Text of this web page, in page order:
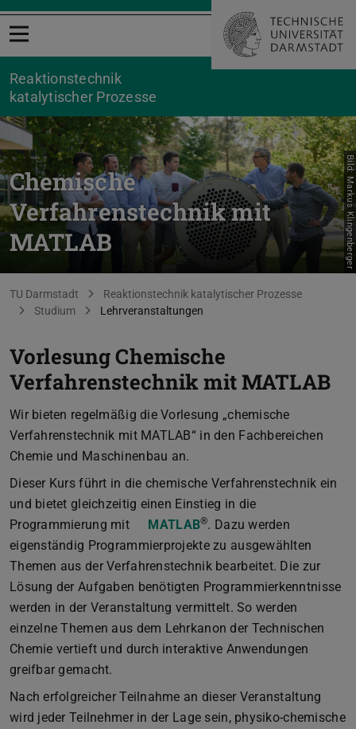
Menü öffnen
Reaktionstechnik
katalytischer Prozesse
Chemische
Verfahrenstechnik mit
MATLAB
Bild: Markus Klingenberger
Sie befinden sich hier:
TU Darmstadt
Reaktionstechnik katalytischer Prozesse
Studium
Lehrveranstaltungen
Vorlesung Chemische
Verfahrenstechnik mit MATLAB
Wir bieten regelmäßig die Vorlesung „chemische
Verfahrenstechnik mit MATLAB“ in den Fachbereichen
Chemie und Maschinenbau an.
Dieser Kurs führt in die chemische Verfahrenstechnik ein
und bietet gleichzeitig einen Einstieg in die
Programmierung mit
MATLAB®. Dazu werden
eigenständig Programmierprojekte zu ausgewählten
Themen aus der Verfahrenstechnik bearbeitet. Die zur
Lösung der Aufgaben benötigten Programmierkenntnisse
werden in der Veranstaltung vermittelt. So werden
einzelne Themen aus dem Lehrkanon der Technischen
Chemie vertieft und durch interaktive Anwendungen
greifbar gemacht.
Nach erfolgreicher Teilnahme an dieser Veranstaltung
wird jeder Teilnehmer in der Lage sein, physiko-chemische